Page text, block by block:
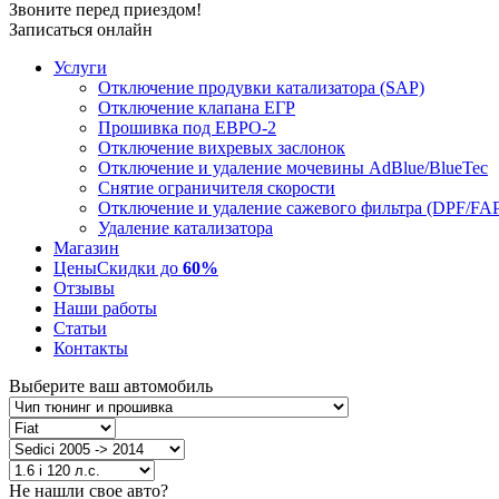
Звоните перед приездом!
Записаться онлайн
Услуги
Отключение продувки катализатора (SAP)
Отключение клапана ЕГР
Прошивка под ЕВРО-2
Отключение вихревых заслонок
Отключение и удаление мочевины AdBlue/BlueTec
Снятие ограничителя скорости
Отключение и удаление сажевого фильтра (DPF/
Удаление катализатора
Магазин
ЦеныСкидки до 60%
Отзывы
Наши работы
Статьи
Контакты
Выберите ваш автомобиль
Не нашли свое авто?